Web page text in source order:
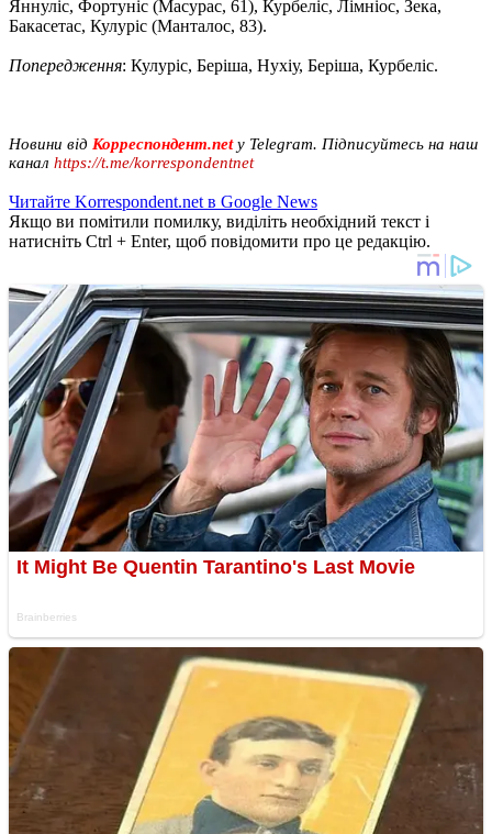
Яннуліс, Фортуніс (Масурас, 61), Курбеліс, Лімніос, Зека,
Бакасетас, Кулуріс (Манталос, 83).
Попередження: Кулуріс, Беріша, Нухіу, Беріша, Курбеліс.
Новини від Корреспондент.netу Telegram. Підписуйтесь на наш
канал https://t.me/korrespondentnet
Читайте Korrespondent.net в Google News
Якщо ви помітили помилку, виділіть необхідний текст і
натисніть Ctrl + Enter, щоб повідомити про це редакцію.